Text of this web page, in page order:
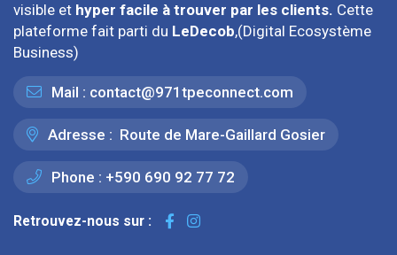
visible et hyper facile à trouver par les clients. Cette
plateforme fait parti du LeDecob,(Digital Ecosystème
Business)
Mail : contact@971tpeconnect.com
Adresse : Route de Mare-Gaillard Gosier
Phone : +590 690 92 77 72
Retrouvez-nous sur :